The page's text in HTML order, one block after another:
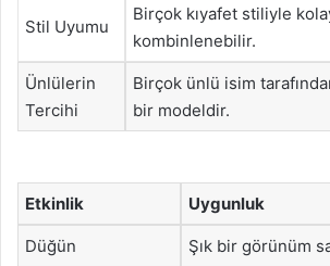
Stil Uyumu
Birçok kıyafet stiliyle
kombinlenebilir.
Ünlülerin
Tercihi
Birçok ünlü isim
bir modeldir.
Etkinlik Uygunluk
Düğün Şık bir görünüm